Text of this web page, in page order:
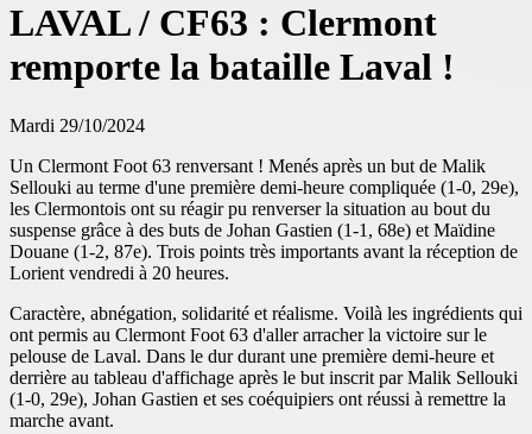
LAVAL / CF63 : Clermont
remporte la bataille Laval !
Mardi 29/10/2024
Un Clermont Foot 63 renversant ! Menés après un but de Malik
Sellouki au terme d'une première demi-heure compliquée (1-0, 29e),
les Clermontois ont su réagir pu renverser la situation au bout du
suspense grâce à des buts de Johan Gastien (1-1, 68e) et Maïdine
Douane (1-2, 87e). Trois points très importants avant la réception de
Lorient vendredi à 20 heures.
Caractère, abnégation, solidarité et réalisme. Voilà les ingrédients qui
ont permis au Clermont Foot 63 d'aller arracher la victoire sur le
pelouse de Laval. Dans le dur durant une première demi-heure et
derrière au tableau d'affichage après le but inscrit par Malik Sellouki
(1-0, 29e), Johan Gastien et ses coéquipiers ont réussi à remettre la
marche avant.